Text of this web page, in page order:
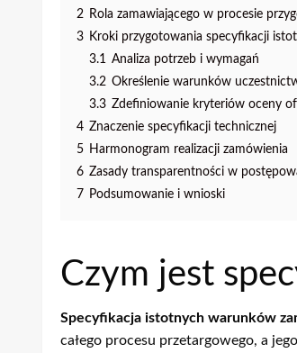
2 Rola zamawiającego w procesie
3 Kroki przygotowania specyfikacji
3.1 Analiza potrzeb i wymagań
3.2 Określenie warunków
3.3 Zdefiniowanie kryteriów oceny
4 Znaczenie specyfikacji technicznej
5 Harmonogram realizacji zamówienia
6 Zasady transparentności w
7 Podsumowanie i wnioski
Czym jest
Specyfikacja istotnych warunków
całego procesu przetargowego, a